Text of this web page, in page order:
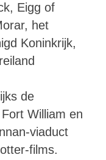
Eigg of
het
Koninkrijk,
de
William en
viaduct
films.